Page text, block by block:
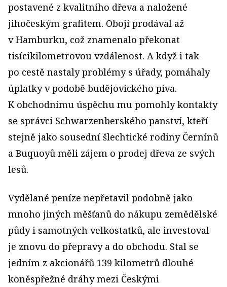
postavené z kvalitního dřeva a naložené
jihočeským grafitem. Obojí prodával až
v Hamburku, což znamenalo překonat
tisícikilometrovou vzdálenost. A když i tak
po cestě nastaly problémy s úřady, pomáhaly
úplatky v podobě budějovického piva.
K obchodnímu úspěchu mu pomohly kontakty
se správci Schwarzenberského panství, kteří
stejně jako sousední šlechtické rodiny Černínů
a Buquoyů měli zájem o prodej dřeva ze svých
lesů.
Vydělané peníze nepřetavil podobně jako
mnoho jiných měšťanů do nákupu zemědělské
půdy i samotných velkostatků, ale investoval
je znovu do přepravy a do obchodu. Stal se
jedním z akcionářů 139 kilometrů dlouhé
koněspřežné dráhy mezi Českými